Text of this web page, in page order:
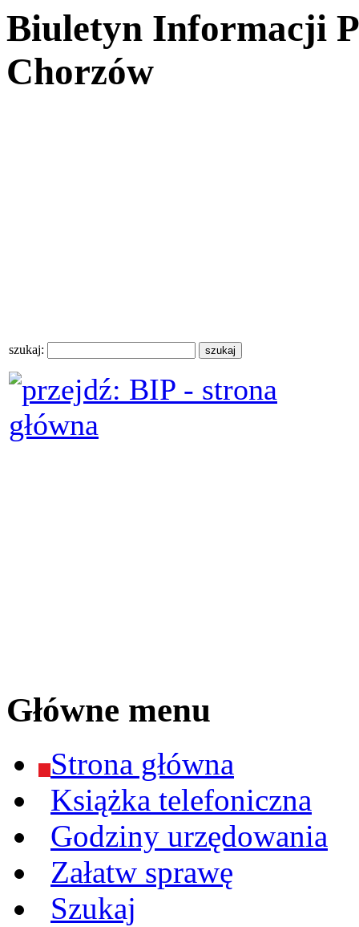
Biuletyn Informacji
Chorzów
szukaj:
Główne menu
Strona główna
Książka telefoniczna
Godziny urzędowania
Załatw sprawę
Szukaj